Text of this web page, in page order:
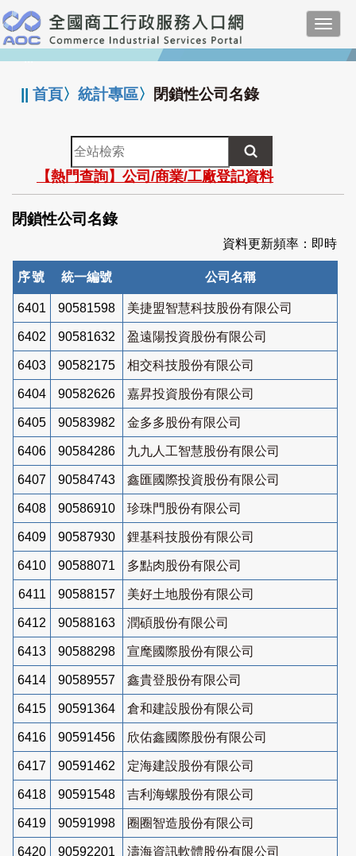
跳
到
主
要
:::
||首頁〉統計專區〉 閉鎖性公司名錄
全
站
檢
索
【熱門查詢】公司/商業/工廠登記資料
閉鎖性公司名錄
資料更新頻率：即時
序號 統一編號 公司名稱
6401 90581598 美捷盟智慧科技股份有限公司
6402 90581632 盈遠陽投資股份有限公司
6403 90582175 相交科技股份有限公司
6404 90582626 嘉昇投資股份有限公司
6405 90583982 金多多股份有限公司
6406 90584286 九九人工智慧股份有限公司
6407 90584743 鑫匯國際投資股份有限公司
6408 90586910 珍珠門股份有限公司
6409 90587930 鋰基科技股份有限公司
6410 90588071 多點肉股份有限公司
6411 90588157 美好土地股份有限公司
6412 90588163 潤碩股份有限公司
6413 90588298 宣麾國際股份有限公司
6414 90589557 鑫貴登股份有限公司
6415 90591364 倉和建設股份有限公司
6416 90591456 欣佑鑫國際股份有限公司
6417 90591462 定海建設股份有限公司
6418 90591548 吉利海螺股份有限公司
6419 90591998 圈圈智造股份有限公司
6420 90592201 濤海資訊軟體股份有限公司